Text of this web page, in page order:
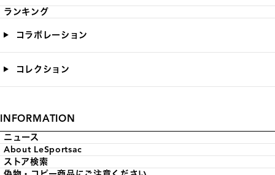
ランキング
コラボレーション
コレクション
INFORMATION
ニュース
About LeSportsac
ストア検索